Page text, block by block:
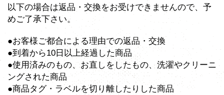
以下の場合は返品・交換をお受けできませんので、予
めご了承下さい。
●お客様ご都合による理由での返品・交換
●到着から10日以上経過した商品
●使用済みのもの、お直しをしたもの、洗濯やクリーニ
ングされた商品
●商品タグ・ラベルを切り離したりした商品